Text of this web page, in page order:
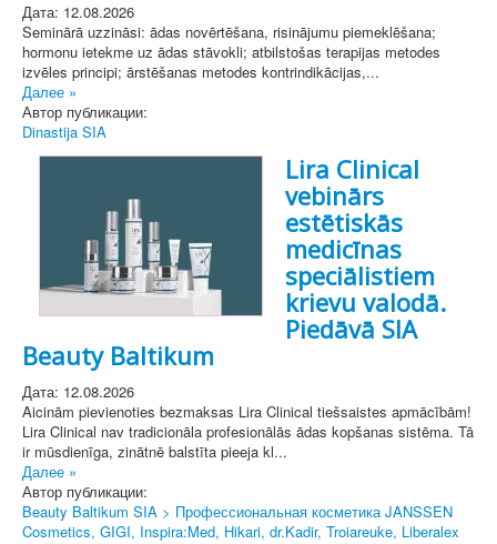
Дата: 12.08.2026
Seminārā uzzināsi: ādas novērtēšana, risinājumu piemeklēšana;
hormonu ietekme uz ādas stāvokli; atbilstošas terapijas metodes
izvēles principi; ārstēšanas metodes kontrindikācijas,...
Далее »
Автор публикации:
Dinastija SIA
Lira Clinical
vebinārs
estētiskās
medicīnas
speciālistiem
krievu valodā.
Piedāvā SIA
Beauty Baltikum
Дата: 12.08.2026
Aicinām pievienoties bezmaksas Lira Clinical tiešsaistes apmācībām!
Lira Clinical nav tradicionāla profesionālās ādas kopšanas sistēma. Tā
ir mūsdienīga, zinātnē balstīta pieeja kl...
Далее »
Автор публикации:
Beauty Baltikum SIA > Профессиональная косметика JANSSEN
Cosmetics, GIGI, Inspira:Med, Hikari, dr.Kadir, Troiareuke, Liberalex